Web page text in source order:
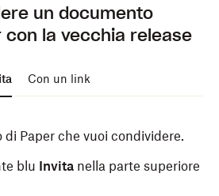
un documento
con la vecchia release
Con un link
Paper che vuoi condividere.
blu Invita nella parte superiore